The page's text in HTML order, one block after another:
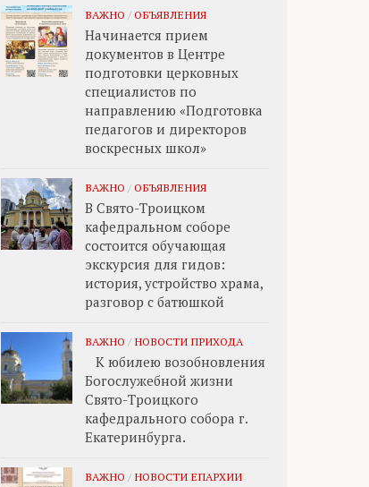
ВАЖНО / ОБЪЯВЛЕНИЯ
Начинается прием
документов в Центре
подготовки церковных
специалистов по
направлению «Подготовка
педагогов и директоров
воскресных школ»
ВАЖНО / ОБЪЯВЛЕНИЯ
В Свято-Троицком
кафедральном соборе
состоится обучающая
экскурсия для гидов:
история, устройство храма,
разговор с батюшкой
ВАЖНО / НОВОСТИ ПРИХОДА
К юбилею возобновления
Богослужебной жизни
Свято-Троицкого
кафедрального собора г.
Екатеринбурга.
ВАЖНО / НОВОСТИ ЕПАРХИИ